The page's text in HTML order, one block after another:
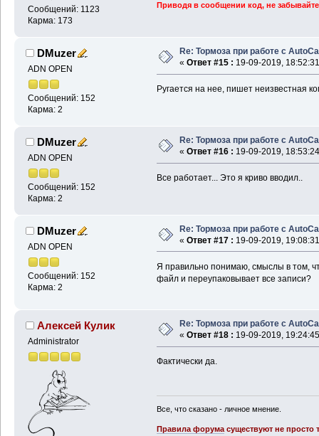
Сообщений: 1123
Карма: 173
Приводя в сообщении код, не
DMuzer
ADN OPEN
Сообщений: 152
Карма: 2
Re: Тормоза при работе с
« Ответ #15 : 19-09-2019,
Ругается на нее, пишет неизвестная
DMuzer
ADN OPEN
Сообщений: 152
Карма: 2
Re: Тормоза при работе с
« Ответ #16 : 19-09-2019,
Все работает... Это я криво вводил..
DMuzer
ADN OPEN
Сообщений: 152
Карма: 2
Re: Тормоза при работе с
« Ответ #17 : 19-09-2019,
Я правильно понимаю, смыслы в том,
файл и переупаковывает все записи?
Алексей Кулик
Administrator
Re: Тормоза при работе с
« Ответ #18 : 19-09-2019,
Фактически да.
Все, что сказано - личное мнение.
Правила форумасуществуют не просто